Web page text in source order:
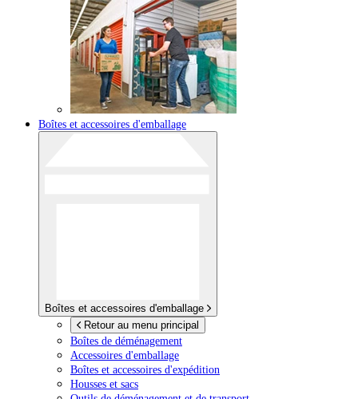
Boîtes et accessoires d'emballage
Boîtes et accessoires d'emballage
Retour au menu principal
Boîtes de déménagement
Accessoires d'emballage
Boîtes et accessoires d'expédition
Housses et sacs